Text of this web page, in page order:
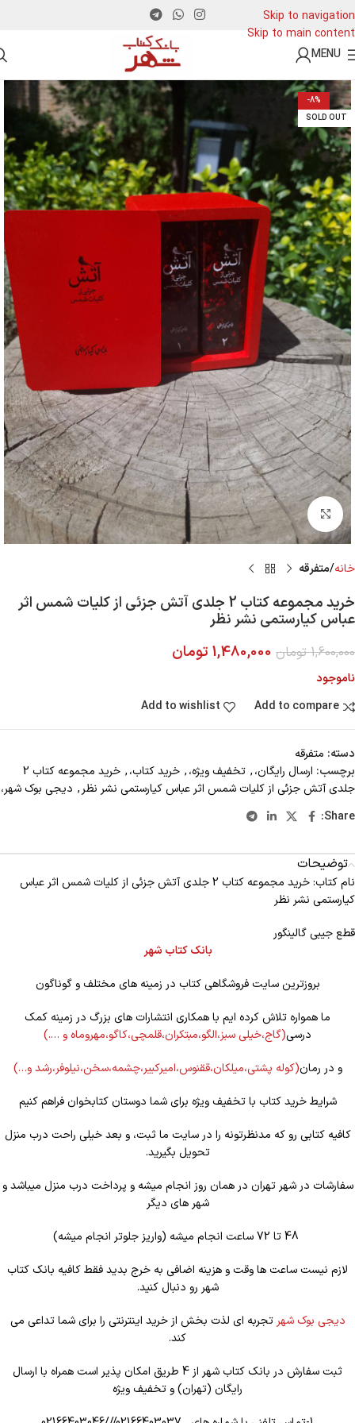
Skip to navigation
Skip to main content
MENU
-8%
SOLD OUT
Click to enlarge
خانه متفرقه
خرید مجموعه کتاب 2 جلدی آتش جزئی از کلیات شمس اثر
عباس کیارستمی نشر نظر
1,600,000 تومان 1,480,000 تومان
ناموجود
Add to compare
Add to wishlist
دسته: متفرقه
برچسب: ارسال رایگان،, تخفیف ویژه،, خرید کتاب،,
خرید مجموعه کتاب 2
جلدی آتش جزئی از کلیات شمس اثر عباس کیارستمی نشر نظر, دیجی بوک شهر،
Share:
توضیحات
نام کتاب: خرید مجموعه کتاب 2 جلدی آتش جزئی از کلیات شمس اثر عباس
کیارستمی نشر نظر
قطع جیبی گالینگور
بانک کتاب شهر
بروزترین سایت فروشگاهی کتاب در زمینه های مختلف و گوناگون
ما همواره تلاش کرده ایم با همکاری انتشارات های بزرگ در زمینه کمک
درسی(گاج،خیلی سبز،الگو،مبتکران،قلمچی،کاگو،مهروماه و ….)
و در رمان(کوله پشتی،میلکان،ققنوس،امیرکبیر،چشمه،سخن،نیلوفر،رشد و…)
شرایط خرید کتاب با تخفیف ویژه برای شما دوستان کتابخوان فراهم کنیم
کافیه کتابی رو که مدنظرتونه را در سایت ما ثبت، و بعد خیلی راحت درب منزل
تحویل بگیرید.
سفارشات در شهر تهران در همان روز انجام میشه و پرداخت درب منزل میباشد و
شهر های دیگر
لازم نیست ساعت ها وقت و هزینه اضافی به خرج بدید فقط کافیه بانک کتاب
شهر رو دنبال کنید.
دیجی بوک شهر تجربه ای لذت بخش از خرید اینترنتی را برای شما تداعی می
کند.
ثبت سفارش در بانک کتاب شهر از 4 طریق امکان پذیر است همراه با ارسال
رایگان (تهران) و تخفیف ویژه